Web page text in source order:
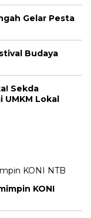
Gelar Pesta
Budaya
Sekda
Lokal
KONI